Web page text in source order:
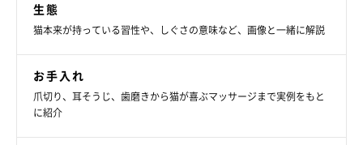
おちゃまるくんは、「おもち」のようなほっぺが魅力！
生態
猫本来が持っている習性や、しぐさの意味など、画像と一緒に解説
お手入れ
爪切り、耳そうじ、歯磨きから猫が喜ぶマッサージまで実例をもと
に紹介